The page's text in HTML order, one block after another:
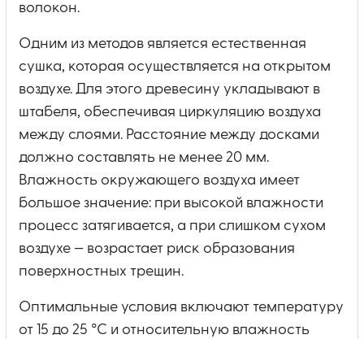
волокон.
Одним из методов является естественная
сушка, которая осуществляется на открытом
воздухе. Для этого древесину укладывают в
штабеля, обеспечивая циркуляцию воздуха
между слоями. Расстояние между досками
должно составлять не менее 20 мм.
Влажность окружающего воздуха имеет
большое значение: при высокой влажности
процесс затягивается, а при слишком сухом
воздухе — возрастает риск образования
поверхностных трещин.
Оптимальные условия включают температуру
от 15 до 25 °C и относительную влажность